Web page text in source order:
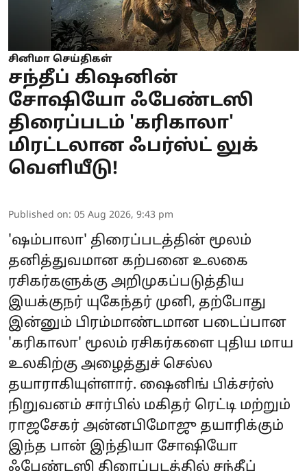
சினிமா செய்திகள்
சந்தீப் கிஷனின்
சோஷியோ ஃபேண்டஸி
திரைப்படம் 'கரிகாலா'
மிரட்டலான ஃபர்ஸ்ட் லுக்
வெளியீடு!
Published on: 05 Aug 2026, 9:43 pm
'ஷம்பாலா' திரைப்படத்தின் மூலம்
தனித்துவமான கற்பனை உலகை
ரசிகர்களுக்கு அறிமுகப்படுத்திய
இயக்குநர் யுகேந்தர் முனி, தற்போது
இன்னும் பிரம்மாண்டமான படைப்பான
'கரிகாலா' மூலம் ரசிகர்களை புதிய மாய
உலகிற்கு அழைத்துச் செல்ல
தயாராகியுள்ளார். ஷைனிங் பிக்சர்ஸ்
நிறுவனம் சார்பில் மகிதர் ரெட்டி மற்றும்
ராஜசேகர் அன்னபிமோஜு தயாரிக்கும்
இந்த பான் இந்தியா சோஷியோ
ஃபேண்டஸி திரைப்படத்தில் சந்தீப்